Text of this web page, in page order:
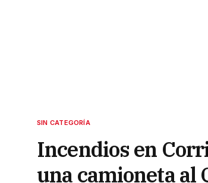
SIN CATEGORÍA
Incendios en
una camioneta al